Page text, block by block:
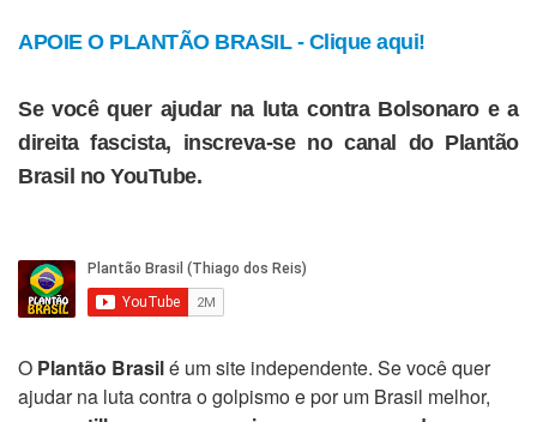
APOIE O PLANTÃO BRASIL - Clique aqui!
Se você quer ajudar na luta contra Bolsonaro e a
direita fascista, inscreva-se no canal do Plantão
Brasil no YouTube.
O Plantão Brasilé um site independente. Se você quer
ajudar na luta contra o golpismo e por um Brasil melhor,